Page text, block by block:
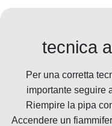
tecnica
Per una corretta
importante seguire
Riempire la pipa
Accendere un